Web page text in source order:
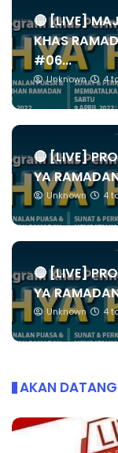
🔴 [LIVE]
KHAS
#06...
Unknown 4
🔴 [LIVE]
YA
Unknown 4
🔴 [LIVE]
YA
Unknown 4
AKAN